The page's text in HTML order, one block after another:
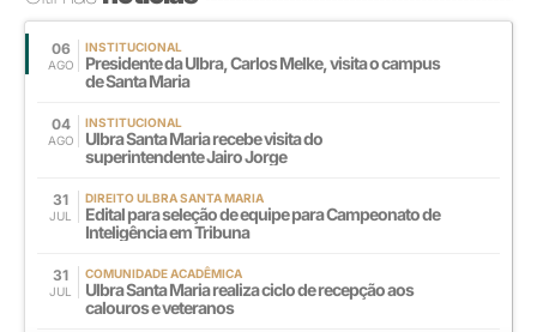
06
AGO
INSTITUCIONAL
Presidente da Ulbra, Carlos Melke, visita o campus
de Santa Maria
04
AGO
INSTITUCIONAL
Ulbra Santa Maria recebe visita do
superintendente Jairo Jorge
31
JUL
DIREITO ULBRA SANTA MARIA
Edital para seleção de equipe para Campeonato de
Inteligência em Tribuna
31
JUL
COMUNIDADE ACADÊMICA
Ulbra Santa Maria realiza ciclo de recepção aos
calouros e veteranos